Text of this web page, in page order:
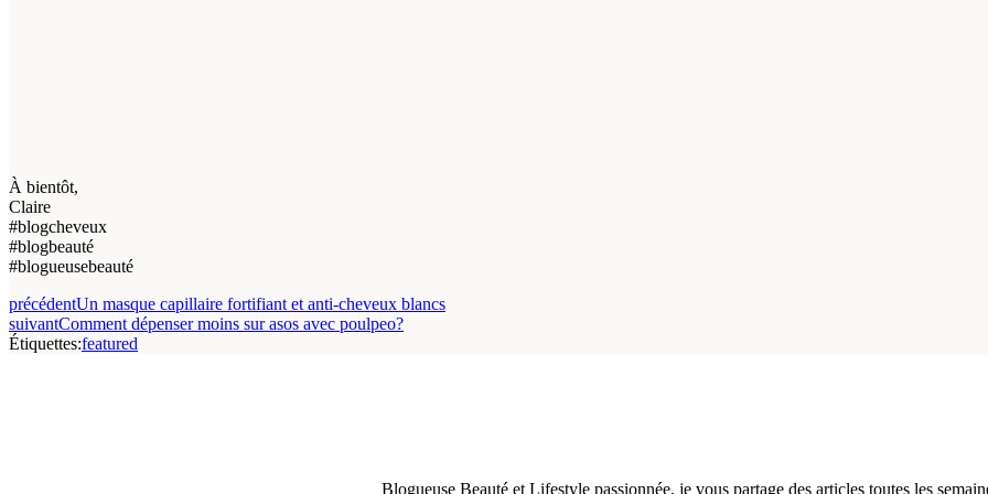
À bientôt,
Claire
#blogcheveux
#blogbeauté
#blogueusebeauté
précédentUn masque capillaire fortifiant et anti-cheveux blancs
suivantComment dépenser moins sur asos avec poulpeo?
Étiquettes:featured
Blogueuse Beauté et Lifestyle passionnée, je vous partage des articles toutes les